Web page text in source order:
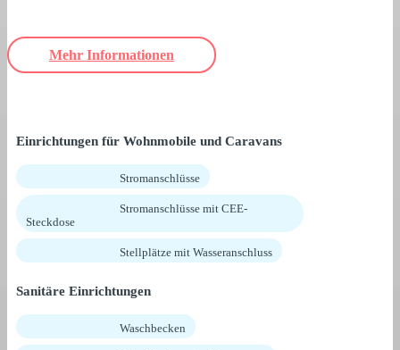
Mehr Informationen
Einrichtungen für Wohnmobile und Caravans
Stromanschlüsse
Stromanschlüsse mit CEE-
Steckdose
Stellplätze mit Wasseranschluss
Sanitäre Einrichtungen
Waschbecken